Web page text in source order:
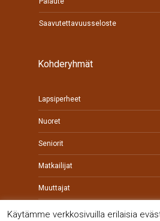
Saavutettavuusseloste
Kohderyhmät
Lapsiperheet
Nuoret
Seniorit
Matkailijat
Muuttajat
Käytämme verkkosivuilla erilaisia